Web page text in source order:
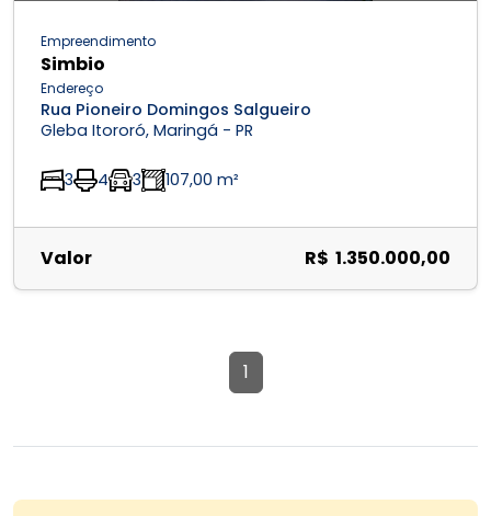
Empreendimento
Simbio
Endereço
Rua Pioneiro Domingos Salgueiro
Gleba Itororó, Maringá - PR
3 4 3 107,00 m²
Valor R$ 1.350.000,00
1